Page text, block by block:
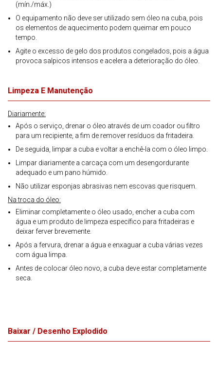
(mín./máx.)
O equipamento não deve ser utilizado sem óleo na cuba, pois
os elementos de aquecimento podem queimar em pouco
tempo.
Agite o excesso de gelo dos produtos congelados, pois a água
provoca salpicos intensos e acelera a deterioração do óleo.
Limpeza E Manutenção
Diariamente:
Após o serviço, drenar o óleo através de um coador ou filtro
para um recipiente, a fim de remover resíduos da fritadeira.
De seguida, limpar a cuba e voltar a enchê-la com o óleo limpo.
Limpar diariamente a carcaça com um desengordurante
adequado e um pano húmido.
Não utilizar esponjas abrasivas nem escovas que risquem.
Na troca do óleo:
Eliminar completamente o óleo usado, encher a cuba com
água e um produto de limpeza específico para fritadeiras e
deixar ferver brevemente.
Após a fervura, drenar a água e enxaguar a cuba várias vezes
com água limpa.
Antes de colocar óleo novo, a cuba deve estar completamente
seca.
Baixar / Desenho Explodido